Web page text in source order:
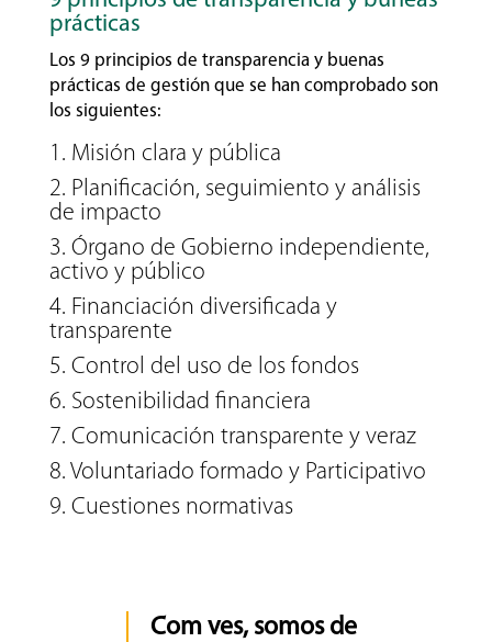
prácticas
Los 9 principios de transparencia y buenas
prácticas de gestión que se han comprobado son
los siguientes:
1. Misión clara y pública
2. Planificación, seguimiento y análisis
de impacto
3. Órgano de Gobierno independiente,
activo y público
4. Financiación diversificada y
transparente
5. Control del uso de los fondos
6. Sostenibilidad financiera
7. Comunicación transparente y veraz
8. Voluntariado formado y Participativo
9. Cuestiones normativas
Com ves, somos de